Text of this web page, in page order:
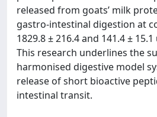
released from goats’ milk
gastro-intestinal digestion at
1829.8 ± 216.4 and 141.4 ±
This research underlines the
harmonised digestive model
release of short bioactive
intestinal transit.